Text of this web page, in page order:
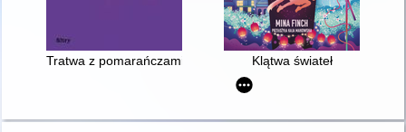
Tratwa z pomarańczami Klątwa świateł